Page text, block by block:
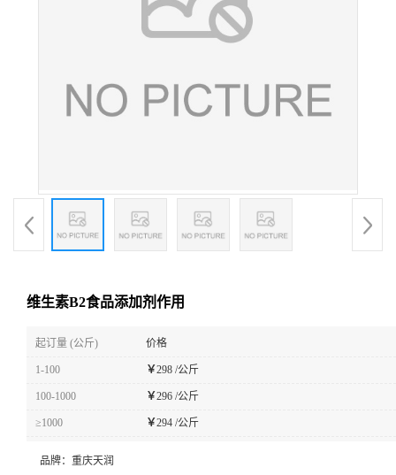
维生素B2食品添加剂作用
起订量 (公斤) 价格
1-100 ￥298 /公斤
100-1000 ￥296 /公斤
≥1000 ￥294 /公斤
品牌： 重庆天润